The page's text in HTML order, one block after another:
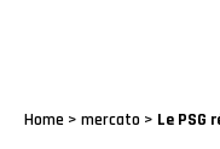
Home > mercato > Le PSG